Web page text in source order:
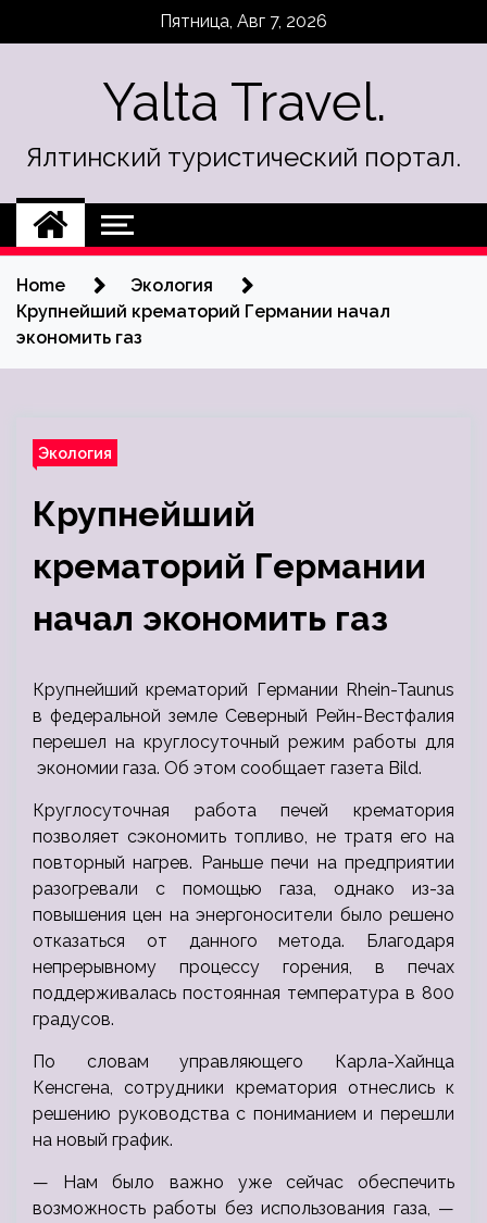
Пятница, Авг 7, 2026
Yalta Travel.
Ялтинский туристический портал.
Home
Экология
Крупнейший крематорий Германии начал
экономить газ
Экология
Крупнейший
крематорий Германии
начал экономить газ
Крупнейший крематорий Германии Rhein-Taunus
в федеральной земле Северный Рейн-Вестфалия
перешел на круглосуточный режим работы для
экономии газа. Об этом сообщает газета Bild.
Круглосуточная работа печей крематория
позволяет сэкономить топливо, не тратя его на
повторный нагрев. Раньше печи на предприятии
разогревали с помощью газа, однако из-за
повышения цен на энергоносители было решено
отказаться от данного метода. Благодаря
непрерывному процессу горения, в печах
поддерживалась постоянная температура в 800
градусов.
По словам управляющего Карла-Хайнца
Кенсгена, сотрудники крематория отнеслись к
решению руководства с пониманием и перешли
на новый график.
— Нам было важно уже сейчас обеспечить
возможность работы без использования газа, —